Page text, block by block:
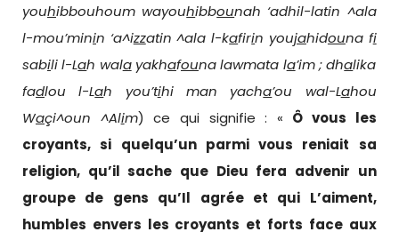
youhibbouhoum wayouhibbounah ‘adhil-latin ^ala
l-mou’minin ‘a^izzatin ^ala l-kafirin youjahidouna fi
sabili l-Lah walayakhafouna lawmata la’im ; dhalika
fadlou l-Lah you’tihi man yacha’ou wal-Lahou
Waçi^oun ^Alim) ce qui signifie : « Ô vous les
croyants, si quelqu’un parmi vous reniait sa
religion, qu’il sache que Dieu fera advenir un
groupe de gens qu’Il agrée et qui L’aiment,
humbles envers les croyants et forts face aux